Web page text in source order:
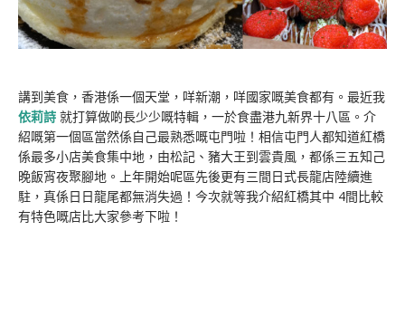
講到美食，香港係一個天堂，咩新潮，咩國家嘅美食都有。最近我
依莉詩 就打算做啲長少少嘅特輯，一於食盡港九新界十八區。介
紹嘅第一個區當然係自己最熟悉嘅屯門啦！相信屯門人都知道紅橋
係最多小店美食集中地，由松記、豬大王到雲貴風，都係三五知己
晚飯宵夜聚腳地。上年開始呢區先後更有三間日式長龍店陸續進
駐，真係日日龍尾都無消失過！今次就等我介紹紅橋其中 4間比較
有特色嘅店比大家參考下啦！